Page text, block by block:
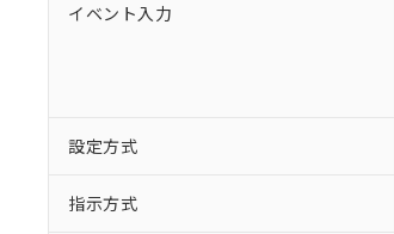
イベント入力
設定方式
指示方式